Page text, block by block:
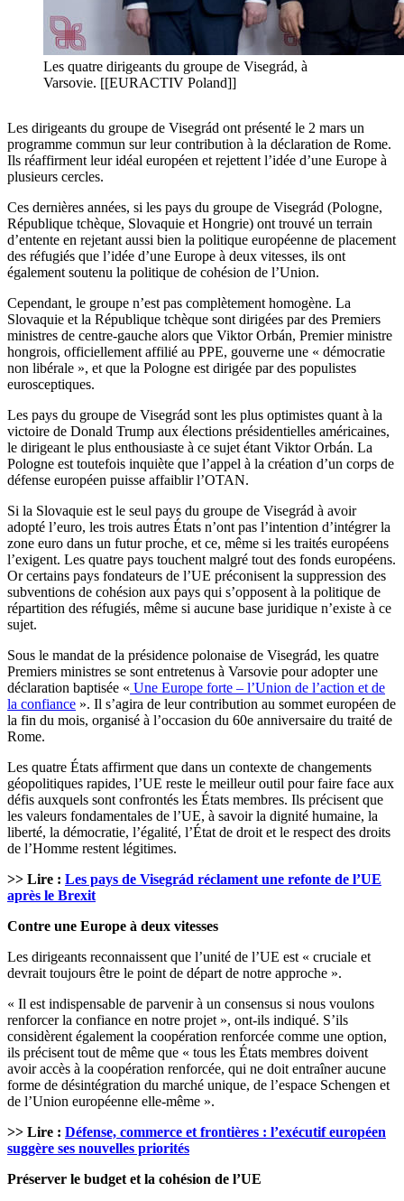
Les quatre dirigeants du groupe de Visegrád, à
Varsovie. [[EURACTIV Poland]]
Les dirigeants du groupe de Visegrád ont présenté le 2 mars un
programme commun sur leur contribution à la déclaration de Rome.
Ils réaffirment leur idéal européen et rejettent l’idée d’une Europe à
plusieurs cercles.
Ces dernières années, si les pays du groupe de Visegrád (Pologne,
République tchèque, Slovaquie et Hongrie) ont trouvé un terrain
d’entente en rejetant aussi bien la politique européenne de placement
des réfugiés que l’idée d’une Europe à deux vitesses, ils ont
également soutenu la politique de cohésion de l’Union.
Cependant, le groupe n’est pas complètement homogène. La
Slovaquie et la République tchèque sont dirigées par des Premiers
ministres de centre-gauche alors que Viktor Orbán, Premier ministre
hongrois, officiellement affilié au PPE, gouverne une « démocratie
non libérale », et que la Pologne est dirigée par des populistes
eurosceptiques.
Les pays du groupe de Visegrád sont les plus optimistes quant à la
victoire de Donald Trump aux élections présidentielles américaines,
le dirigeant le plus enthousiaste à ce sujet étant Viktor Orbán. La
Pologne est toutefois inquiète que l’appel à la création d’un corps de
défense européen puisse affaiblir l’OTAN.
Si la Slovaquie est le seul pays du groupe de Visegrád à avoir
adopté l’euro, les trois autres États n’ont pas l’intention d’intégrer la
zone euro dans un futur proche, et ce, même si les traités européens
l’exigent. Les quatre pays touchent malgré tout des fonds européens.
Or certains pays fondateurs de l’UE préconisent la suppression des
subventions de cohésion aux pays qui s’opposent à la politique de
répartition des réfugiés, même si aucune base juridique n’existe à ce
sujet.
Sous le mandat de la présidence polonaise de Visegrád, les quatre
Premiers ministres se sont entretenus à Varsovie pour adopter une
déclaration baptisée « Une Europe forte – l’Union de l’action et de
la confiance ». Il s’agira de leur contribution au sommet européen de
la fin du mois, organisé à l’occasion du 60e anniversaire du traité de
Rome.
Les quatre États affirment que dans un contexte de changements
géopolitiques rapides, l’UE reste le meilleur outil pour faire face aux
défis auxquels sont confrontés les États membres. Ils précisent que
les valeurs fondamentales de l’UE, à savoir la dignité humaine, la
liberté, la démocratie, l’égalité, l’État de droit et le respect des droits
de l’Homme restent légitimes.
>> Lire : Les pays de Visegrád réclament une refonte de l’UE
après le Brexit
Contre une Europe à deux vitesses
Les dirigeants reconnaissent que l’unité de l’UE est « cruciale et
devrait toujours être le point de départ de notre approche ».
« Il est indispensable de parvenir à un consensus si nous voulons
renforcer la confiance en notre projet », ont-ils indiqué. S’ils
considèrent également la coopération renforcée comme une option,
ils précisent tout de même que « tous les États membres doivent
avoir accès à la coopération renforcée, qui ne doit entraîner aucune
forme de désintégration du marché unique, de l’espace Schengen et
de l’Union européenne elle-même ».
>> Lire : Défense, commerce et frontières : l’exécutif européen
suggère ses nouvelles priorités
Préserver le budget et la cohésion de l’UE